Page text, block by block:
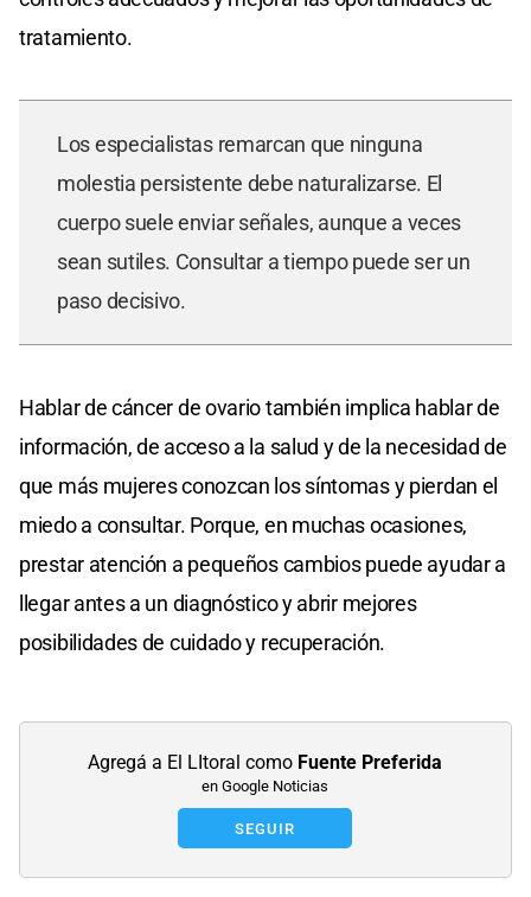
tratamiento.
Los especialistas remarcan que ninguna
molestia persistente debe naturalizarse. El
cuerpo suele enviar señales, aunque a veces
sean sutiles. Consultar a tiempo puede ser un
paso decisivo.
Hablar de cáncer de ovario también implica hablar de
información, de acceso a la salud y de la necesidad de
que más mujeres conozcan los síntomas y pierdan el
miedo a consultar. Porque, en muchas ocasiones,
prestar atención a pequeños cambios puede ayudar a
llegar antes a un diagnóstico y abrir mejores
posibilidades de cuidado y recuperación.
Agregá a El LItoral como Fuente Preferida
en Google Noticias
SEGUIR